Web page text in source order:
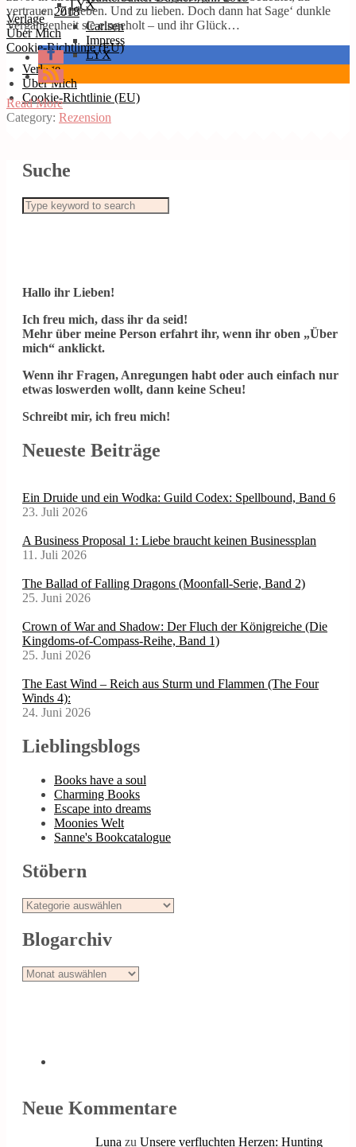
LYX
Verlage
Über Mich
Cookie-Richtlinie (EU)
2018
Carlsen
Impress
LYX
Verlage
Über Mich
Cookie-Richtlinie (EU)
vertrauen. Zu leben. Und zu lieben. Doch dann hat Sage‘ dunkle
Vergangenheit sie eingeholt – und ihr Glück…
Read More
Category: Rezension
Suche
Hallo ihr Lieben!
Ich freu mich, dass ihr da seid!
Mehr über meine Person erfahrt ihr, wenn ihr oben „Über
mich“ anklickt.
Wenn ihr Fragen, Anregungen habt oder auch einfach nur
etwas loswerden wollt, dann keine Scheu!
Schreibt mir, ich freu mich!
Neueste Beiträge
Ein Druide und ein Wodka: Guild Codex: Spellbound, Band 6
23. Juli 2026
A Business Proposal 1: Liebe braucht keinen Businessplan
11. Juli 2026
The Ballad of Falling Dragons (Moonfall-Serie, Band 2)
25. Juni 2026
Crown of War and Shadow: Der Fluch der Königreiche (Die
Kingdoms-of-Compass-Reihe, Band 1)
25. Juni 2026
The East Wind – Reich aus Sturm und Flammen (The Four
Winds 4):
24. Juni 2026
Lieblingsblogs
Books have a soul
Charming Books
Escape into dreams
Moonies Welt
Sanne's Bookcatalogue
Stöbern
Stöbern
Blogarchiv
Blogarchiv
Neue Kommentare
Luna zu Unsere verfluchten Herzen: Hunting